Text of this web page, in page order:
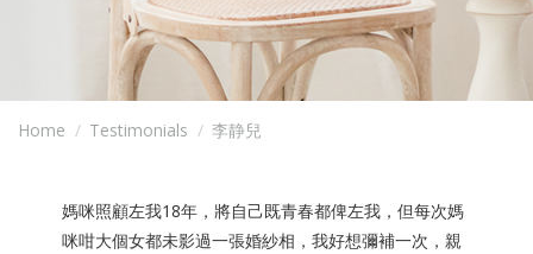
Home Testimonials 李静兒
媽咪照顧左我18年，將自己既青春都俾左我，但每次媽
咪咁大個女都未影過一張婚紗相，我好想彌補一次，親